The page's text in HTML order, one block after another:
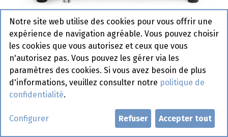
238868 Bain Marie avec robinet
Ranger + 3 X GN1/3 avec
couvercle Hendi
Actif
Demander un compte
Notre site web utilise des cookies pour vous offrir une
expérience de navigation agréable. Vous pouvez choisir
les cookies que vous autorisez et ceux que vous
n'autorisez pas. Vous pouvez les gérer via les
paramètres des cookies. Si vous avez besoin de plus
d'informations, veuillez consulter notre politique de
confidentialité.
Configurer Refuser Accepter tout